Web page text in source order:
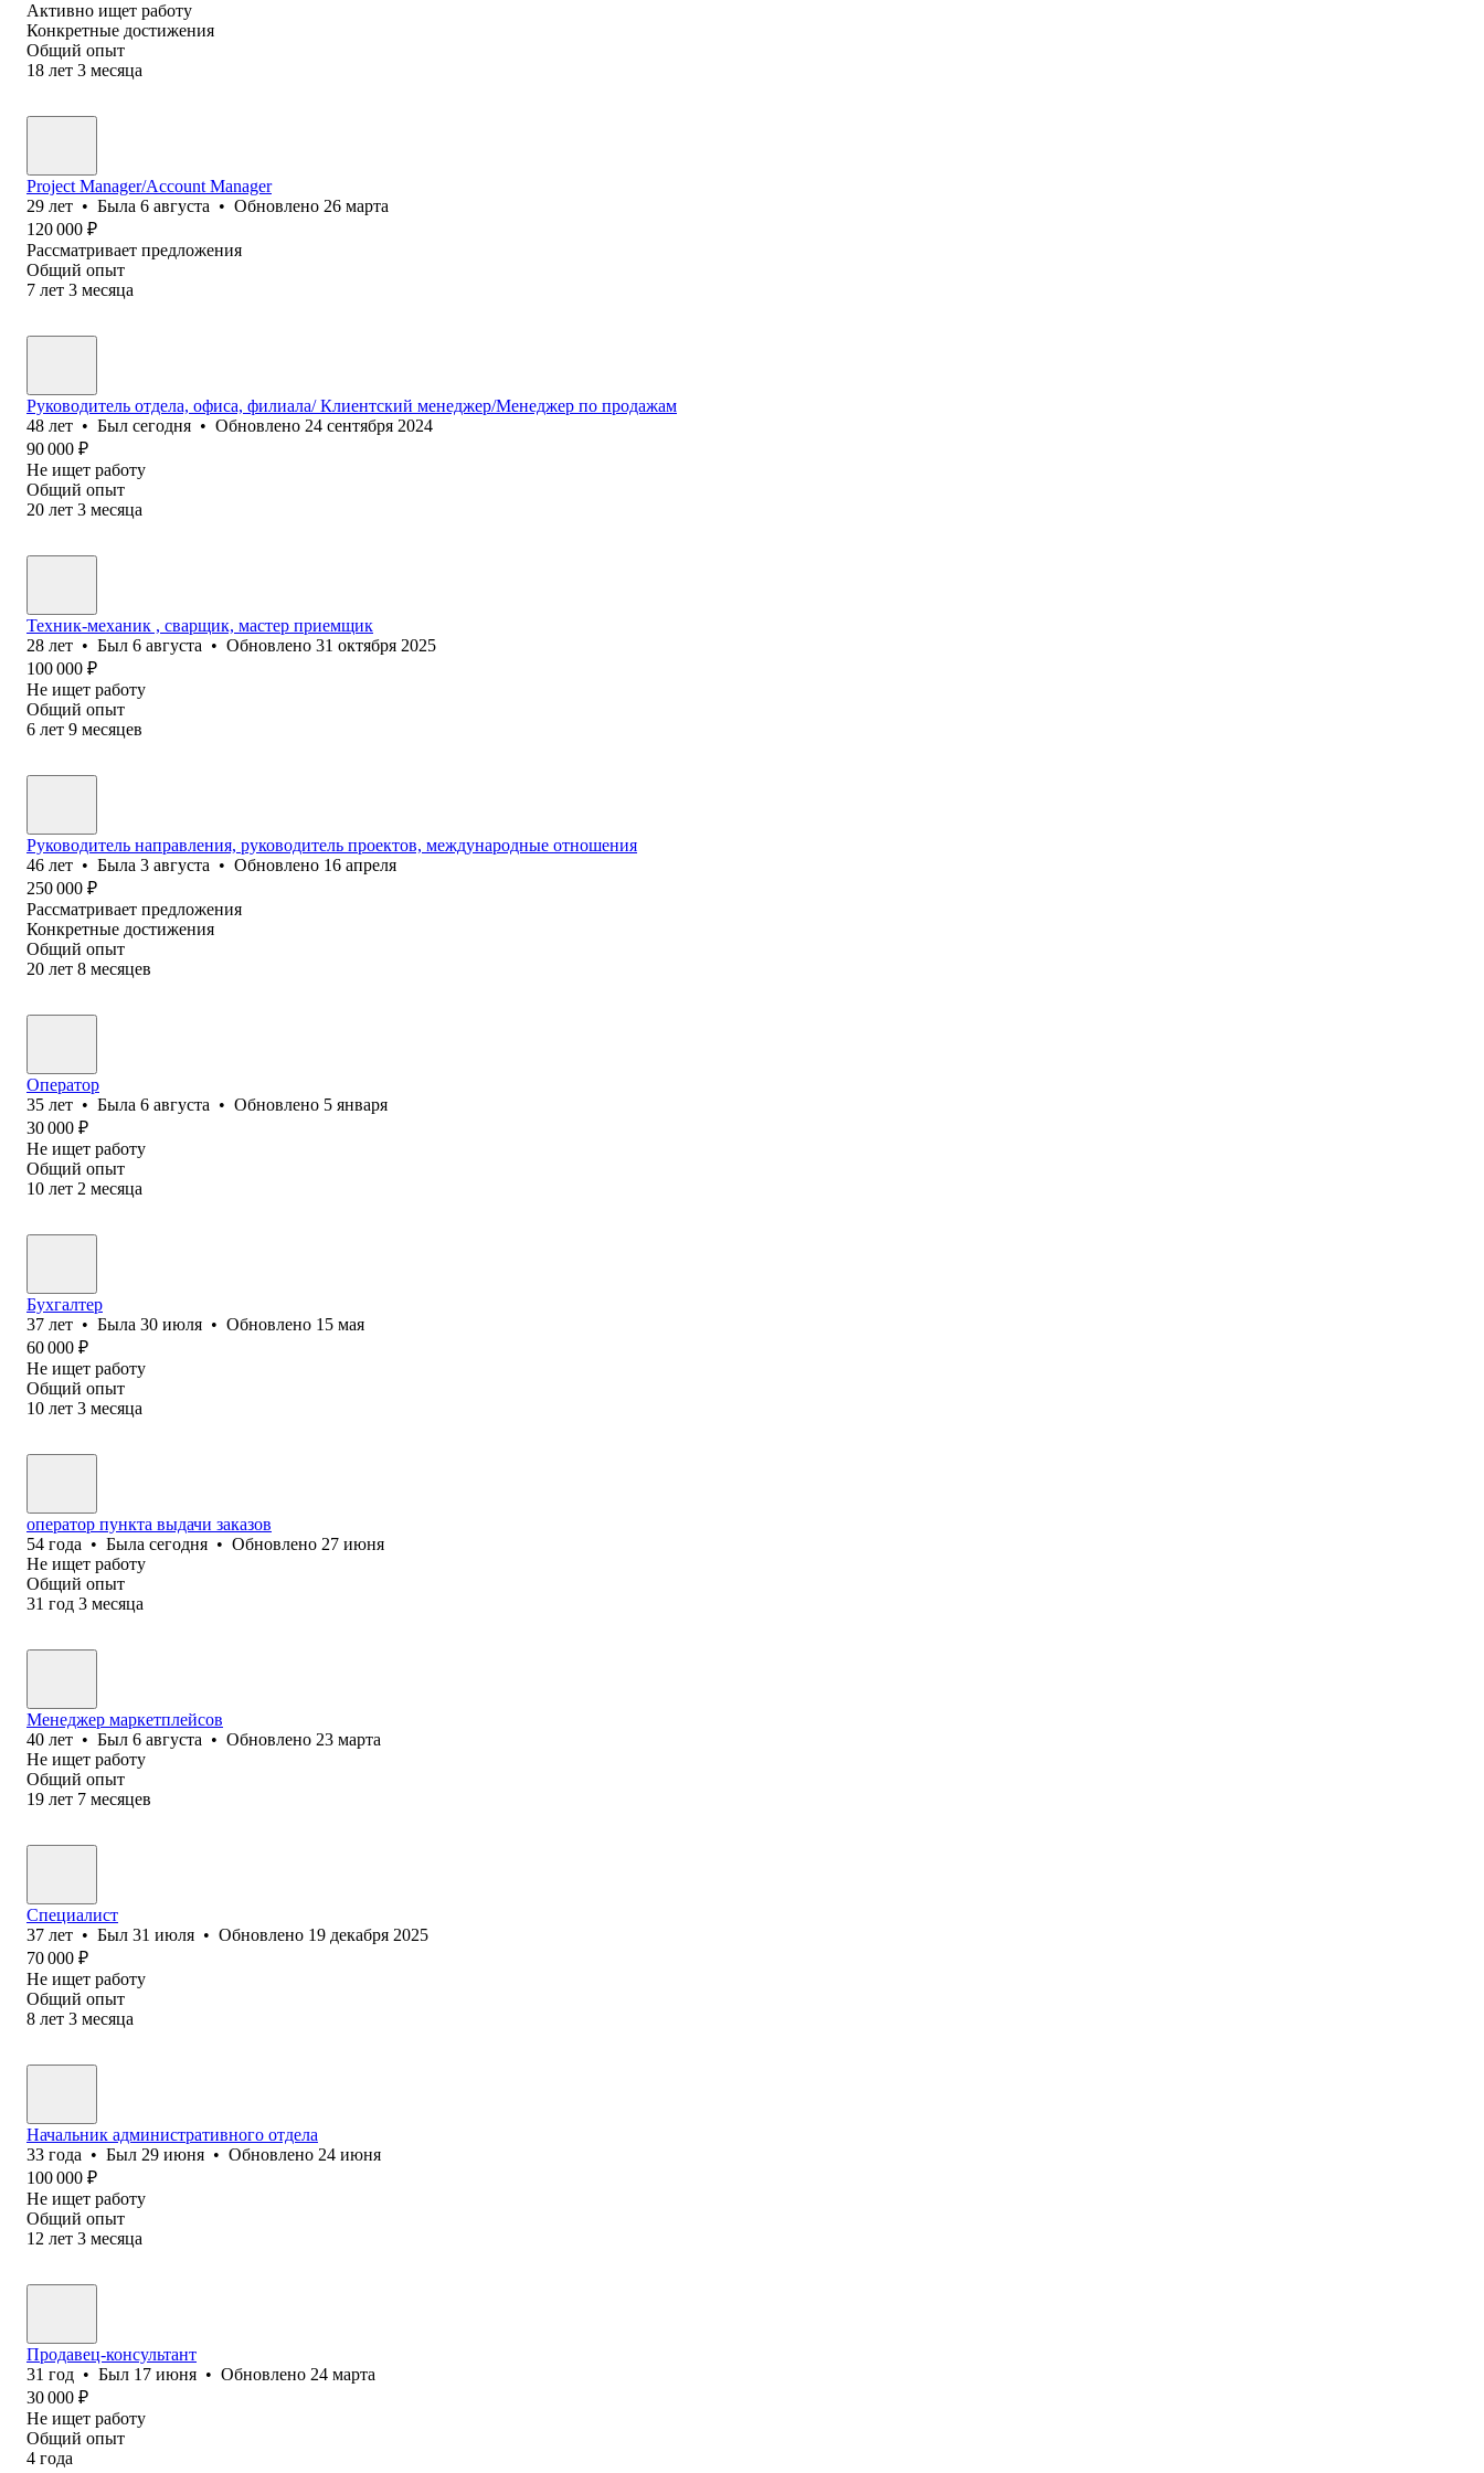
Активно ищет работу
Конкретные достижения
Общий опыт
18 лет 3 месяца
Project Manager/Account Manager
29 лет • Была 6 августа • Обновлено 26 марта
120 000 ₽
Рассматривает предложения
Общий опыт
7 лет 3 месяца
Руководитель отдела, офиса, филиала/ Клиентский менеджер/Менеджер по продажам
48 лет • Был сегодня • Обновлено 24 сентября 2024
90 000 ₽
Не ищет работу
Общий опыт
20 лет 3 месяца
Техник-механик , сварщик, мастер приемщик
28 лет • Был 6 августа • Обновлено 31 октября 2025
100 000 ₽
Не ищет работу
Общий опыт
6 лет 9 месяцев
Руководитель направления, руководитель проектов, международные отношения
46 лет • Была 3 августа • Обновлено 16 апреля
250 000 ₽
Рассматривает предложения
Конкретные достижения
Общий опыт
20 лет 8 месяцев
Оператор
35 лет • Была 6 августа • Обновлено 5 января
30 000 ₽
Не ищет работу
Общий опыт
10 лет 2 месяца
Бухгалтер
37 лет • Была 30 июля • Обновлено 15 мая
60 000 ₽
Не ищет работу
Общий опыт
10 лет 3 месяца
оператор пункта выдачи заказов
54 года • Была сегодня • Обновлено 27 июня
Не ищет работу
Общий опыт
31 год 3 месяца
Менеджер маркетплейсов
40 лет • Был 6 августа • Обновлено 23 марта
Не ищет работу
Общий опыт
19 лет 7 месяцев
Специалист
37 лет • Был 31 июля • Обновлено 19 декабря 2025
70 000 ₽
Не ищет работу
Общий опыт
8 лет 3 месяца
Начальник административного отдела
33 года • Был 29 июня • Обновлено 24 июня
100 000 ₽
Не ищет работу
Общий опыт
12 лет 3 месяца
Продавец-консультант
31 год • Был 17 июня • Обновлено 24 марта
30 000 ₽
Не ищет работу
Общий опыт
4 года